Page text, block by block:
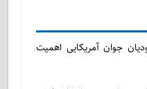
جوان آمریکایی اهمیت